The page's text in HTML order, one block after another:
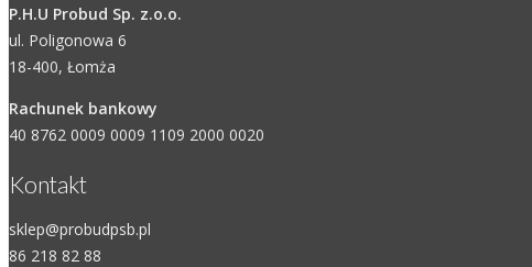
P.H.U Probud Sp. z.o.o.
ul. Poligonowa 6
18-400, Łomża
Rachunek bankowy
40 8762 0009 0009 1109 2000 0020
Kontakt
sklep@probudpsb.pl
86 218 82 88